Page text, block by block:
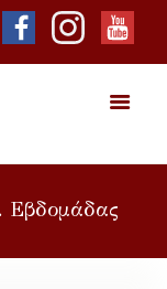
Εβδομάδας